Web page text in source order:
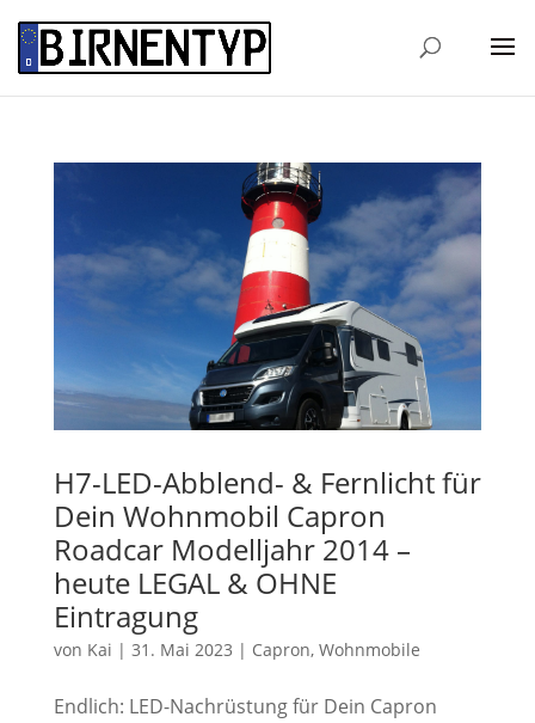
H7-LED-Abblend- & Fernlicht für
Dein Wohnmobil Capron
Roadcar Modelljahr 2014 –
heute LEGAL & OHNE
Eintragung
von Kai | 31. Mai 2023 | Capron, Wohnmobile
Endlich: LED-Nachrüstung für Dein Capron